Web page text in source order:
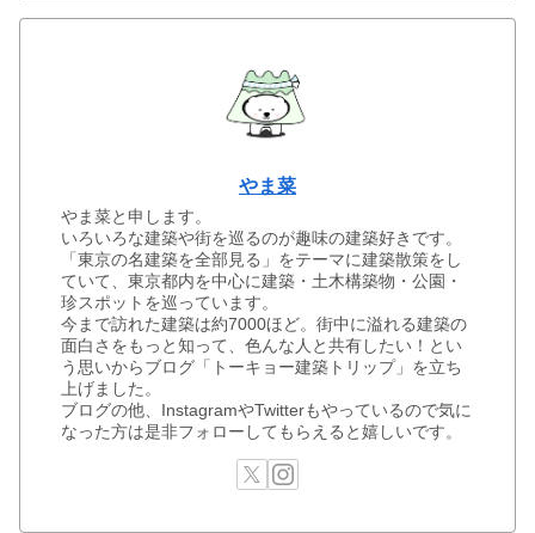
やま菜
やま菜と申します。
いろいろな建築や街を巡るのが趣味の建築好きです。
「東京の名建築を全部見る」をテーマに建築散策をし
ていて、東京都内を中心に建築・土木構築物・公園・
珍スポットを巡っています。
今まで訪れた建築は約7000ほど。街中に溢れる建築の
面白さをもっと知って、色んな人と共有したい！とい
う思いからブログ「トーキョー建築トリップ」を立ち
上げました。
ブログの他、InstagramやTwitterもやっているので気に
なった方は是非フォローしてもらえると嬉しいです。